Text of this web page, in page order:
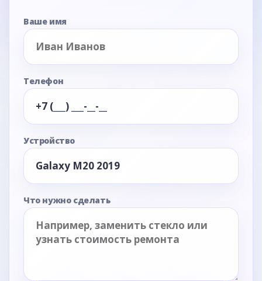
Ваше имя
Телефон
Устройство
Что нужно сделать